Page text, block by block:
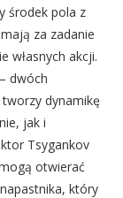
środek pola z
za zadanie
własnych akcji.
dwóch
dynamikę
jak i
Tsygankov
otwierać
który